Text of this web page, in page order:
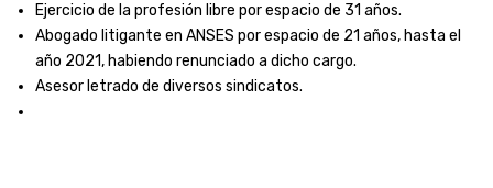
Ejercicio de la profesión libre por espacio de 31 años.
Abogado litigante en ANSES por espacio de 21 años, hasta el
año 2021, habiendo renunciado a dicho cargo.
Asesor letrado de diversos sindicatos.